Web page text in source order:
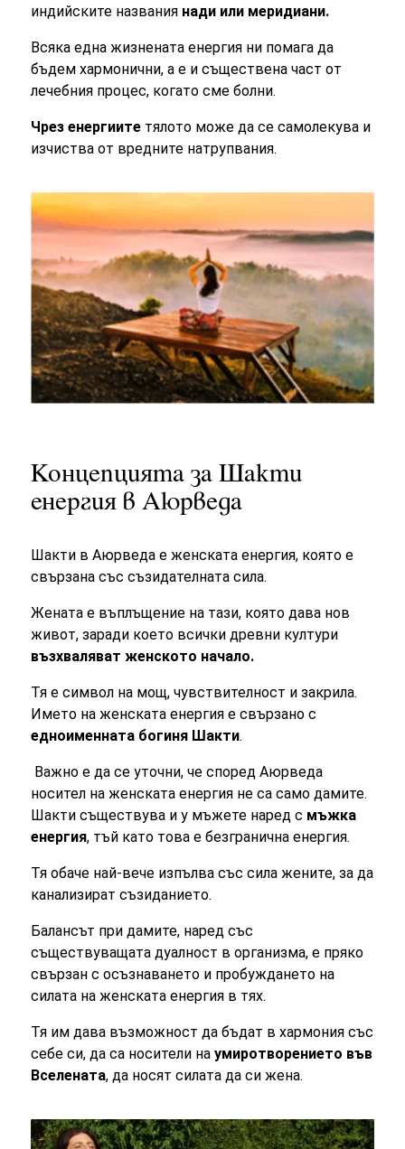
индийските названия нади или меридиани.
Всяка една жизнената енергия ни помага да
бъдем хармонични, а е и съществена част от
лечебния процес, когато сме болни.
Чрез енергиите тялото може да се самолекува и
изчиства от вредните натрупвания.
Концепцията за Шакти
енергия в Аюрведа
Шакти в Аюрведа е женската енергия, която е
свързана със съзидателната сила.
Жената е въплъщение на тази, която дава нов
живот, заради което всички древни култури
възхваляват женското начало.
Тя е символ на мощ, чувствителност и закрила.
Името на женската енергия е свързано с
едноименната богиня Шакти.
Важно е да се уточни, че според Аюрведа
носител на женската енергия не са само дамите.
Шакти съществува и у мъжете наред с мъжка
енергия, тъй като това е безгранична енергия.
Тя обаче най-вече изпълва със сила жените, за да
канализират съзиданието.
Балансът при дамите, наред със
съществуващата дуалност в организма, е пряко
свързан с осъзнаването и пробуждането на
силата на женската енергия в тях.
Тя им дава възможност да бъдат в хармония със
себе си, да са носители на умиротворението във
Вселената, да носятсилата да си жена.